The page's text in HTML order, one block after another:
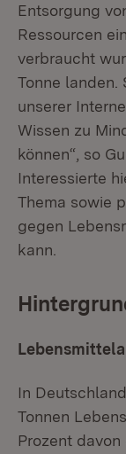
Entsorgung
Ressourcen
verbraucht
Tonne landen.
unserer
Wissen zu
können“, so
Interessierte
Thema sowie
gegen
kann.
In
Tonnen
Prozent